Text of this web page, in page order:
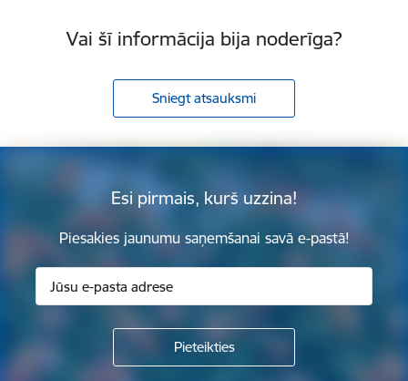
Vai šī informācija bija noderīga?
Sniegt atsauksmi
Esi pirmais, kurš uzzina!
Piesakies jaunumu saņemšanai savā e-pastā!